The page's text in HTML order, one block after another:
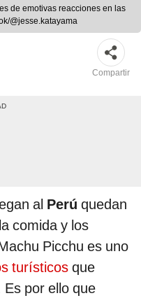
de emotivas reacciones en las
@jesse.katayama
Compartir
al Perú quedan
comida y los
Picchu es uno
turísticos que
por ello que